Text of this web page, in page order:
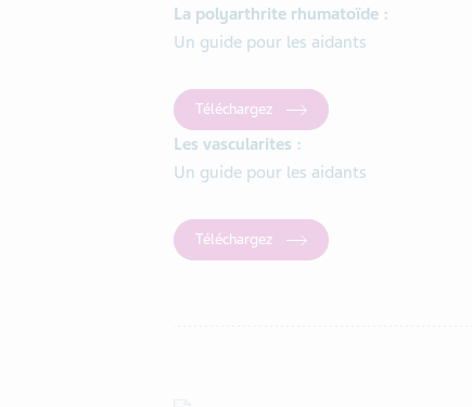
La polyarthrite rhumatoïde :
Un guide pour les aidants
Téléchargez
Les vascularites :
Un guide pour les aidants
Téléchargez